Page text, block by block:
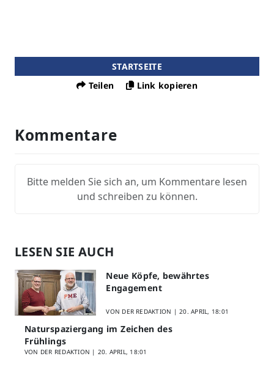
STARTSEITE
Teilen
Link kopieren
Kommentare
Bitte melden Sie sich an, um Kommentare lesen
und schreiben zu können.
LESEN SIE AUCH
Neue Köpfe, bewährtes
Engagement
VON DER REDAKTION |20. APRIL, 18:01
Naturspaziergang im Zeichen des
Frühlings
VON DER REDAKTION | 20. APRIL, 18:01